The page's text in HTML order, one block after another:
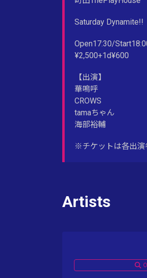
Saturday Dynamite!!
Open17:30/
¥2,500+1d¥600
【出演】
華鳴呼
CROWS
tamaちゃん
海部裕輔
※チケットは各出演
Artists